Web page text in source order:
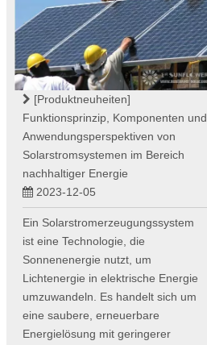
[Produktneuheiten]
Funktionsprinzip, Komponenten und
Anwendungsperspektiven von
Solarstromsystemen im Bereich
nachhaltiger Energie
2023-12-05
Ein Solarstromerzeugungssystem
ist eine Technologie, die
Sonnenenergie nutzt, um
Lichtenergie in elektrische Energie
umzuwandeln. Es handelt sich um
eine saubere, erneuerbare
Energielösung mit geringerer